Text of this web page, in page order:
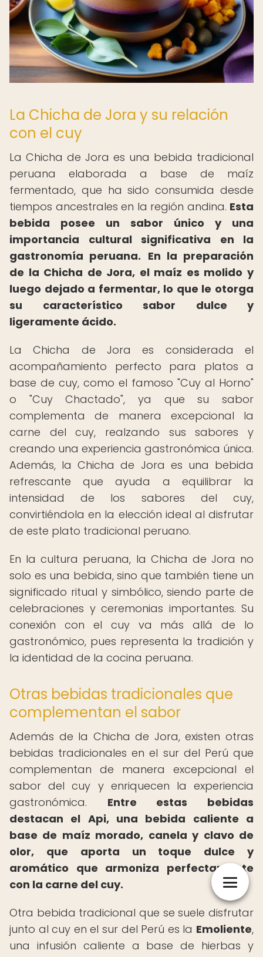
La Chicha de Jora y su relación
con el cuy
La Chicha de Jora es una bebida tradicional
peruana elaborada a base de maíz
fermentado, que ha sido consumida desde
tiempos ancestrales en la región andina. Esta
bebida posee un sabor único y una
importancia cultural significativa en la
gastronomía peruana. En la preparación
de la Chicha de Jora, el maíz es molido y
luego dejado a fermentar, lo que le otorga
su característico sabor dulce y
ligeramente ácido.
La Chicha de Jora es considerada el
acompañamiento perfecto para platos a
base de cuy, como el famoso "Cuy al Horno"
o "Cuy Chactado", ya que su sabor
complementa de manera excepcional la
carne del cuy, realzando sus sabores y
creando una experiencia gastronómica única.
Además, la Chicha de Jora es una bebida
refrescante que ayuda a equilibrar la
intensidad de los sabores del cuy,
convirtiéndola en la elección ideal al disfrutar
de este plato tradicional peruano.
En la cultura peruana, la Chicha de Jora no
solo es una bebida, sino que también tiene un
significado ritual y simbólico, siendo parte de
celebraciones y ceremonias importantes. Su
conexión con el cuy va más allá de lo
gastronómico, pues representa la tradición y
la identidad de la cocina peruana.
Otras bebidas tradicionales que
complementan el sabor
Además de la Chicha de Jora, existen otras
bebidas tradicionales en el sur del Perú que
complementan de manera excepcional el
sabor del cuy y enriquecen la experiencia
gastronómica. Entre estas bebidas
destacan el Api, una bebida caliente a
base de maíz morado, canela y clavo de
olor, que aporta un toque dulce y
aromático que armoniza perfectamente
con la carne del cuy.
Otra bebida tradicional que se suele disfrutar
junto al cuy en el sur del Perú es la Emoliente,
una infusión caliente a base de hierbas y